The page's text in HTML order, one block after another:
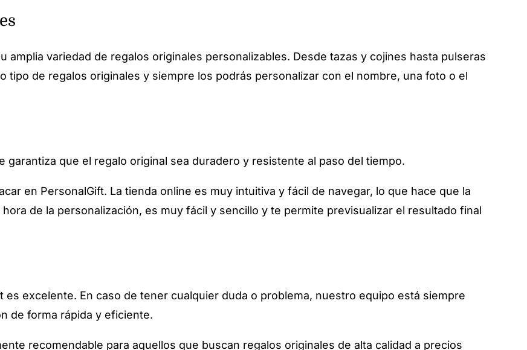
amplia variedad de regalos originales personalizables. Desde tazas y cojines hasta pulseras
tipo de regalos originales y siempre los podrás personalizar con el nombre, una foto o el
garantiza que el regalo original sea duradero y resistente al paso del tiempo.
en PersonalGift. La tienda online es muy intuitiva y fácil de navegar, lo que hace que la
de la personalización, es muy fácil y sencillo y te permite previsualizar el resultado final
es excelente. En caso de tener cualquier duda o problema, nuestro equipo está siempre
de forma rápida y eficiente.
recomendable para aquellos que buscan regalos originales de alta calidad a precios